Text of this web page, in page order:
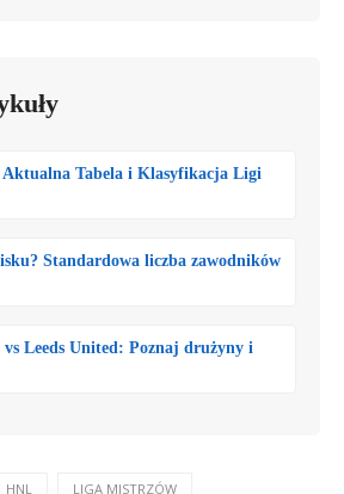
Tabela i Klasyfikacja Ligi
Standardowa liczba zawodników
vs Leeds United: Poznaj drużyny i
HNL LIGA MISTRZÓW